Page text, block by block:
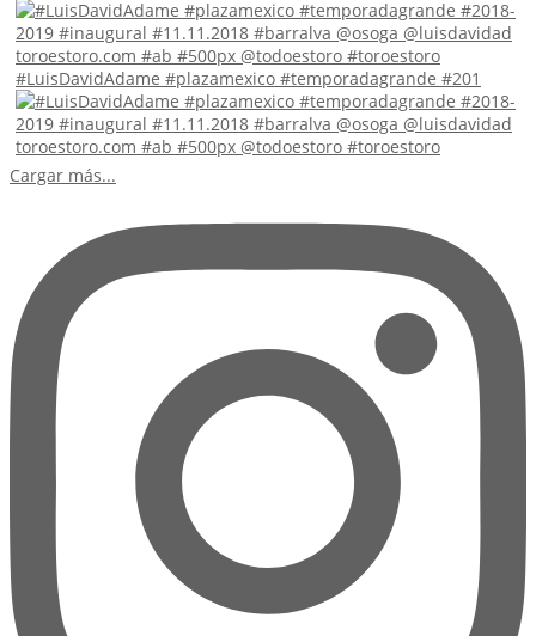
#LuisDavidAdame #plazamexico #temporadagrande #201
Cargar más...